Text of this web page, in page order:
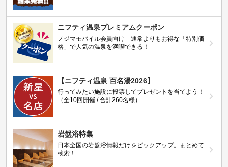
ニフティ温泉プレミアムクーポン
ノジマモバイル会員向け 通常よりもお得な「特別価
格」で人気の温泉を満喫できる！
【ニフティ温泉 百名湯2026】
行ってみたい施設に投票してプレゼントを当てよう！
（全10回開催 / 合計260名様）
岩盤浴特集
日本全国の岩盤浴情報だけをピックアップ。まとめて
検索！